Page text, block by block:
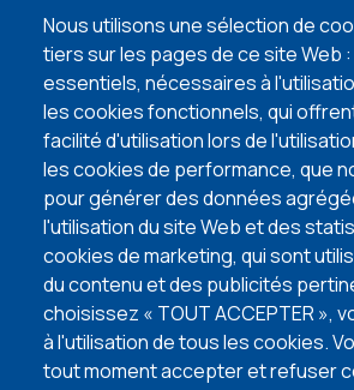
Nous utilisons une sélection de
tiers sur les pages de ce site Web
essentiels, nécessaires à
les cookies fonctionnels, qui
facilité d'utilisation lors de
les cookies de performance, que
pour générer des données
l'utilisation du site Web et des
cookies de marketing, qui sont
du contenu et des publicités
choisissez « TOUT ACCEPTER »,
à l'utilisation de tous les cookies.
tout moment accepter et refuser
6 façons de trouver un
lire l'article
5 points d’attention lors de
terrain à bâtir
lire l'article
VISITEZ NOS MAISONS